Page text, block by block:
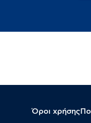
Όροι χρήσης